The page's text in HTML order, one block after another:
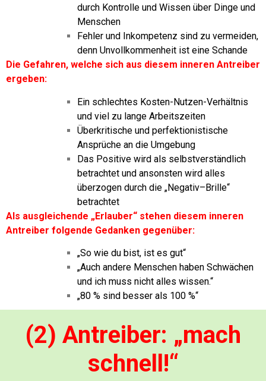
durch Kontrolle und Wissen über Dinge und
Menschen
Fehler und Inkompetenz sind zu vermeiden,
denn Unvollkommenheit ist eine Schande
Die Gefahren, welche sich aus diesem inneren Antreiber
ergeben:
Ein schlechtes Kosten-Nutzen-Verhältnis
und viel zu lange Arbeitszeiten
Überkritische und perfektionistische
Ansprüche an die Umgebung
Das Positive wird als selbstverständlich
betrachtet und ansonsten wird alles
überzogen durch die „Negativ–Brille“
betrachtet
Als ausgleichende „Erlauber“ stehen diesem inneren
Antreiber folgende Gedanken gegenüber:
„So wie du bist, ist es gut“
„Auch andere Menschen haben Schwächen
und ich muss nicht alles wissen.“
„80 % sind besser als 100 %“
(2) Antreiber: „mach
schnell!“